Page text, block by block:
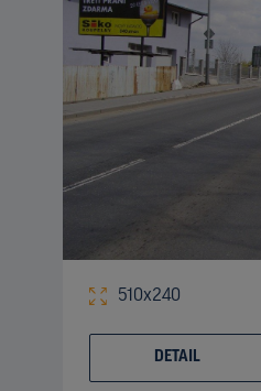
510x240
DETAIL